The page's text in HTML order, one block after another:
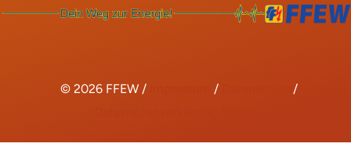
© 2026 FFEW / /
/